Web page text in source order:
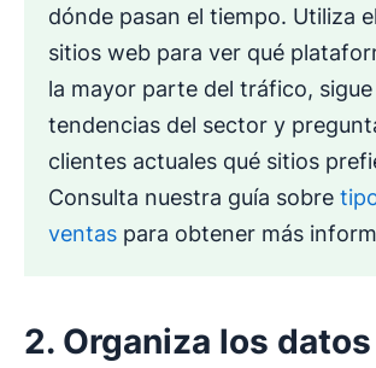
dónde pasan el tiempo. Utiliza
sitios web para ver qué
la mayor parte del tráfico, sigue
tendencias del sector y
clientes actuales qué sitios
Consulta nuestra guía sobre
ventas para obtener más
2. Organiza los